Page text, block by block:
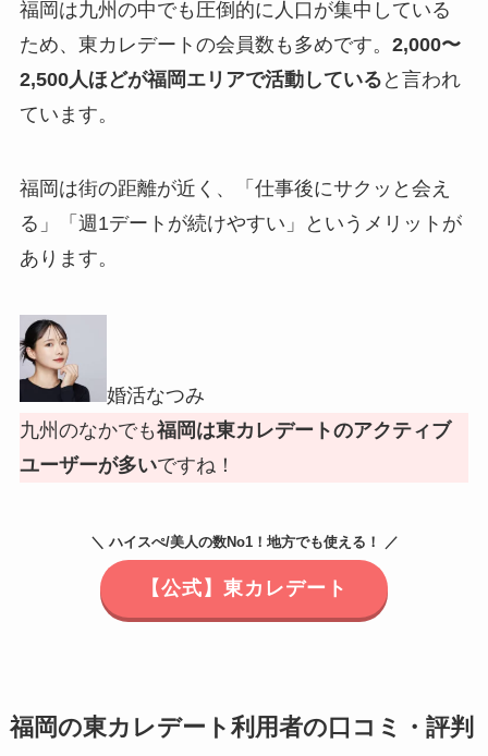
福岡は九州の中でも圧倒的に人口が集中している
ため、東カレデートの会員数も多めです。 2,000〜
2,500人ほどが福岡エリアで活動している と言われ
ています。
福岡は街の距離が近く、「仕事後にサクッと会え
る」「週1デートが続けやすい」というメリットが
あります。
婚活なつみ
九州のなかでも福岡は東カレデートのアクティブ
ユーザーが多いですね！
＼ ハイスぺ/美人の数No1！地方でも使える！ ／
【公式】東カレデート
福岡の東カレデート利用者の口コミ・評判